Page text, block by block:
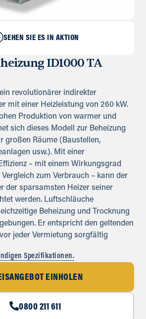
SEHEN SIE ES IN AKTION
ID1000 TA
revolutionärer indirekter
mit einer Heizleistung von 260 kW.
Produktion von warmer und
sich dieses Modell zur Beheizung
großen Räume (Baustellen,
usw.). Mit einer
– mit einem Wirkungsgrad
zum Verbrauch – kann der
der sparsamsten Heizer seiner
werden. Luftschläuche
Beheizung und Trocknung
Er entspricht den geltenden
jeder Vermietung sorgfältig
Spezifikationen.
EINHOLEN
0800 211 611